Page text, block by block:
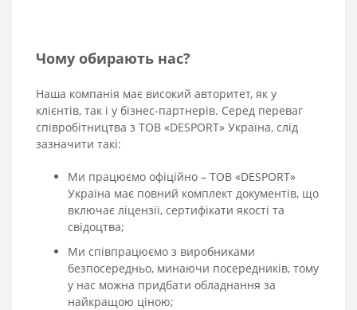
Чому обирають нас?
Наша компанія має високий авторитет, як у
клієнтів, так і у бізнес-партнерів. Серед переваг
співробітництва з ТОВ «DESPORT» Україна, слід
зазначити такі:
Ми працюємо офіційно – ТОВ «DESPORT»
Україна має повний комплект документів, що
включає ліцензії, сертифікати якості та
свідоцтва;
Ми співпрацюємо з виробниками
безпосередньо, минаючи посередників, тому
у нас можна придбати обладнання за
найкращою ціною;